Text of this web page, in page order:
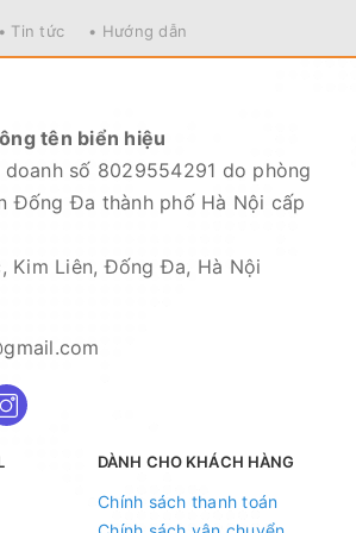
trách nhiệm hoàn toàn để phục
An hoặcCường KL Đồ câu
tử
docaucuongkl
shop/do-cau-cuong-kl
shop/do-cau-cuong-
4190676579548541614
10 Đông Tác, Kim Liên, Đống Đa,
đường đi
• Tin tức • Hướng dẫn
tên biển hiệu
số 8029554291 do phòng
Đống Đa thành phố Hà Nội cấp
Kim Liên, Đống Đa, Hà Nội
DÀNH CHO KHÁCH HÀNG
Chính sách thanh toán